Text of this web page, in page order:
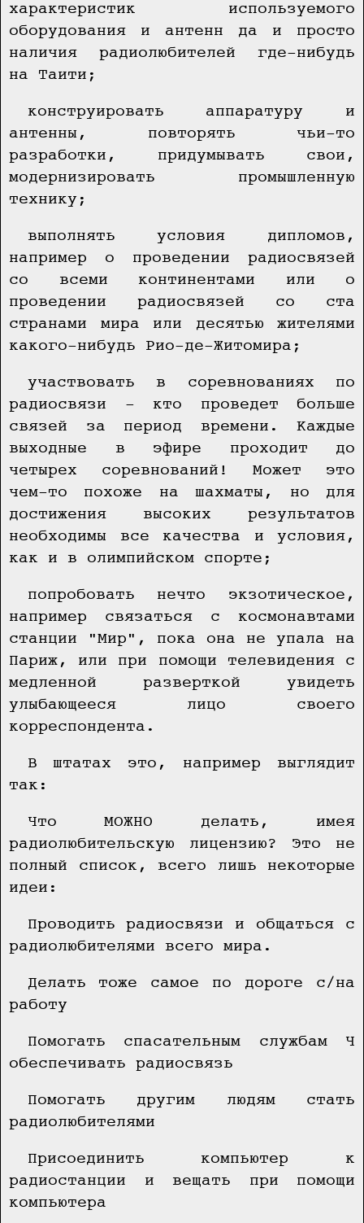
характеристик используемого
оборудования и антенн да и просто
наличия радиолюбителей где-нибудь
на Таити;
конструировать аппаратуру и
антенны, повторять чьи-то
разработки, придумывать свои,
модернизировать промышленную
технику;
выполнять условия дипломов,
например о проведении радиосвязей
со всеми континентами или о
проведении радиосвязей со ста
странами мира или десятью жителями
какого-нибудь Рио-де-Житомира;
участвовать в соревнованиях по
радиосвязи - кто проведет больше
связей за период времени. Каждые
выходные в эфире проходит до
четырех соревнований! Может это
чем-то похоже на шахматы, но для
достижения высоких результатов
необходимы все качества и условия,
как и в олимпийском спорте;
попробовать нечто экзотическое,
например связаться с космонавтами
станции "Мир", пока она не упала на
Париж, или при помощи телевидения с
медленной разверткой увидеть
улыбающееся лицо своего
корреспондента.
В штатах это, например выглядит
так:
Что МОЖНО делать, имея
радиолюбительскую лицензию? Это не
полный список, всего лишь некоторые
идеи:
Проводить радиосвязи и общаться с
радиолюбителями всего мира.
Делать тоже самое по дороге с/на
работу
Помогать спасательным службам Ч
обеспечивать радиосвязь
Помогать другим людям стать
радиолюбителями
Присоединить компьютер к
радиостанции и вещать при помощи
компьютера